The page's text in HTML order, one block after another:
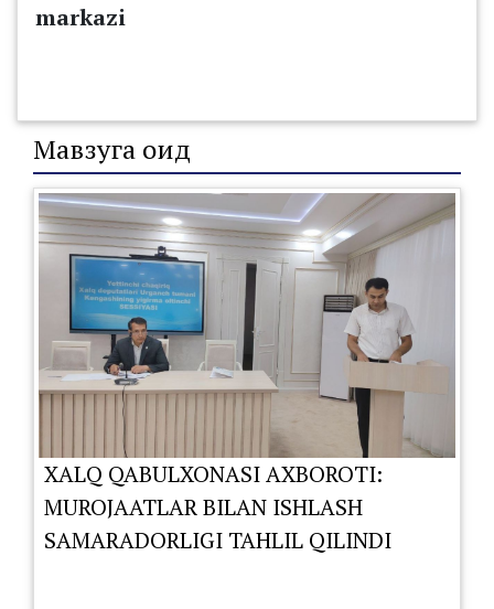
markazi
Мавзуга оид
XALQ QABULXONASI AXBOROTI:
MUROJAATLAR BILAN ISHLASH
SAMARADORLIGI TAHLIL QILINDI